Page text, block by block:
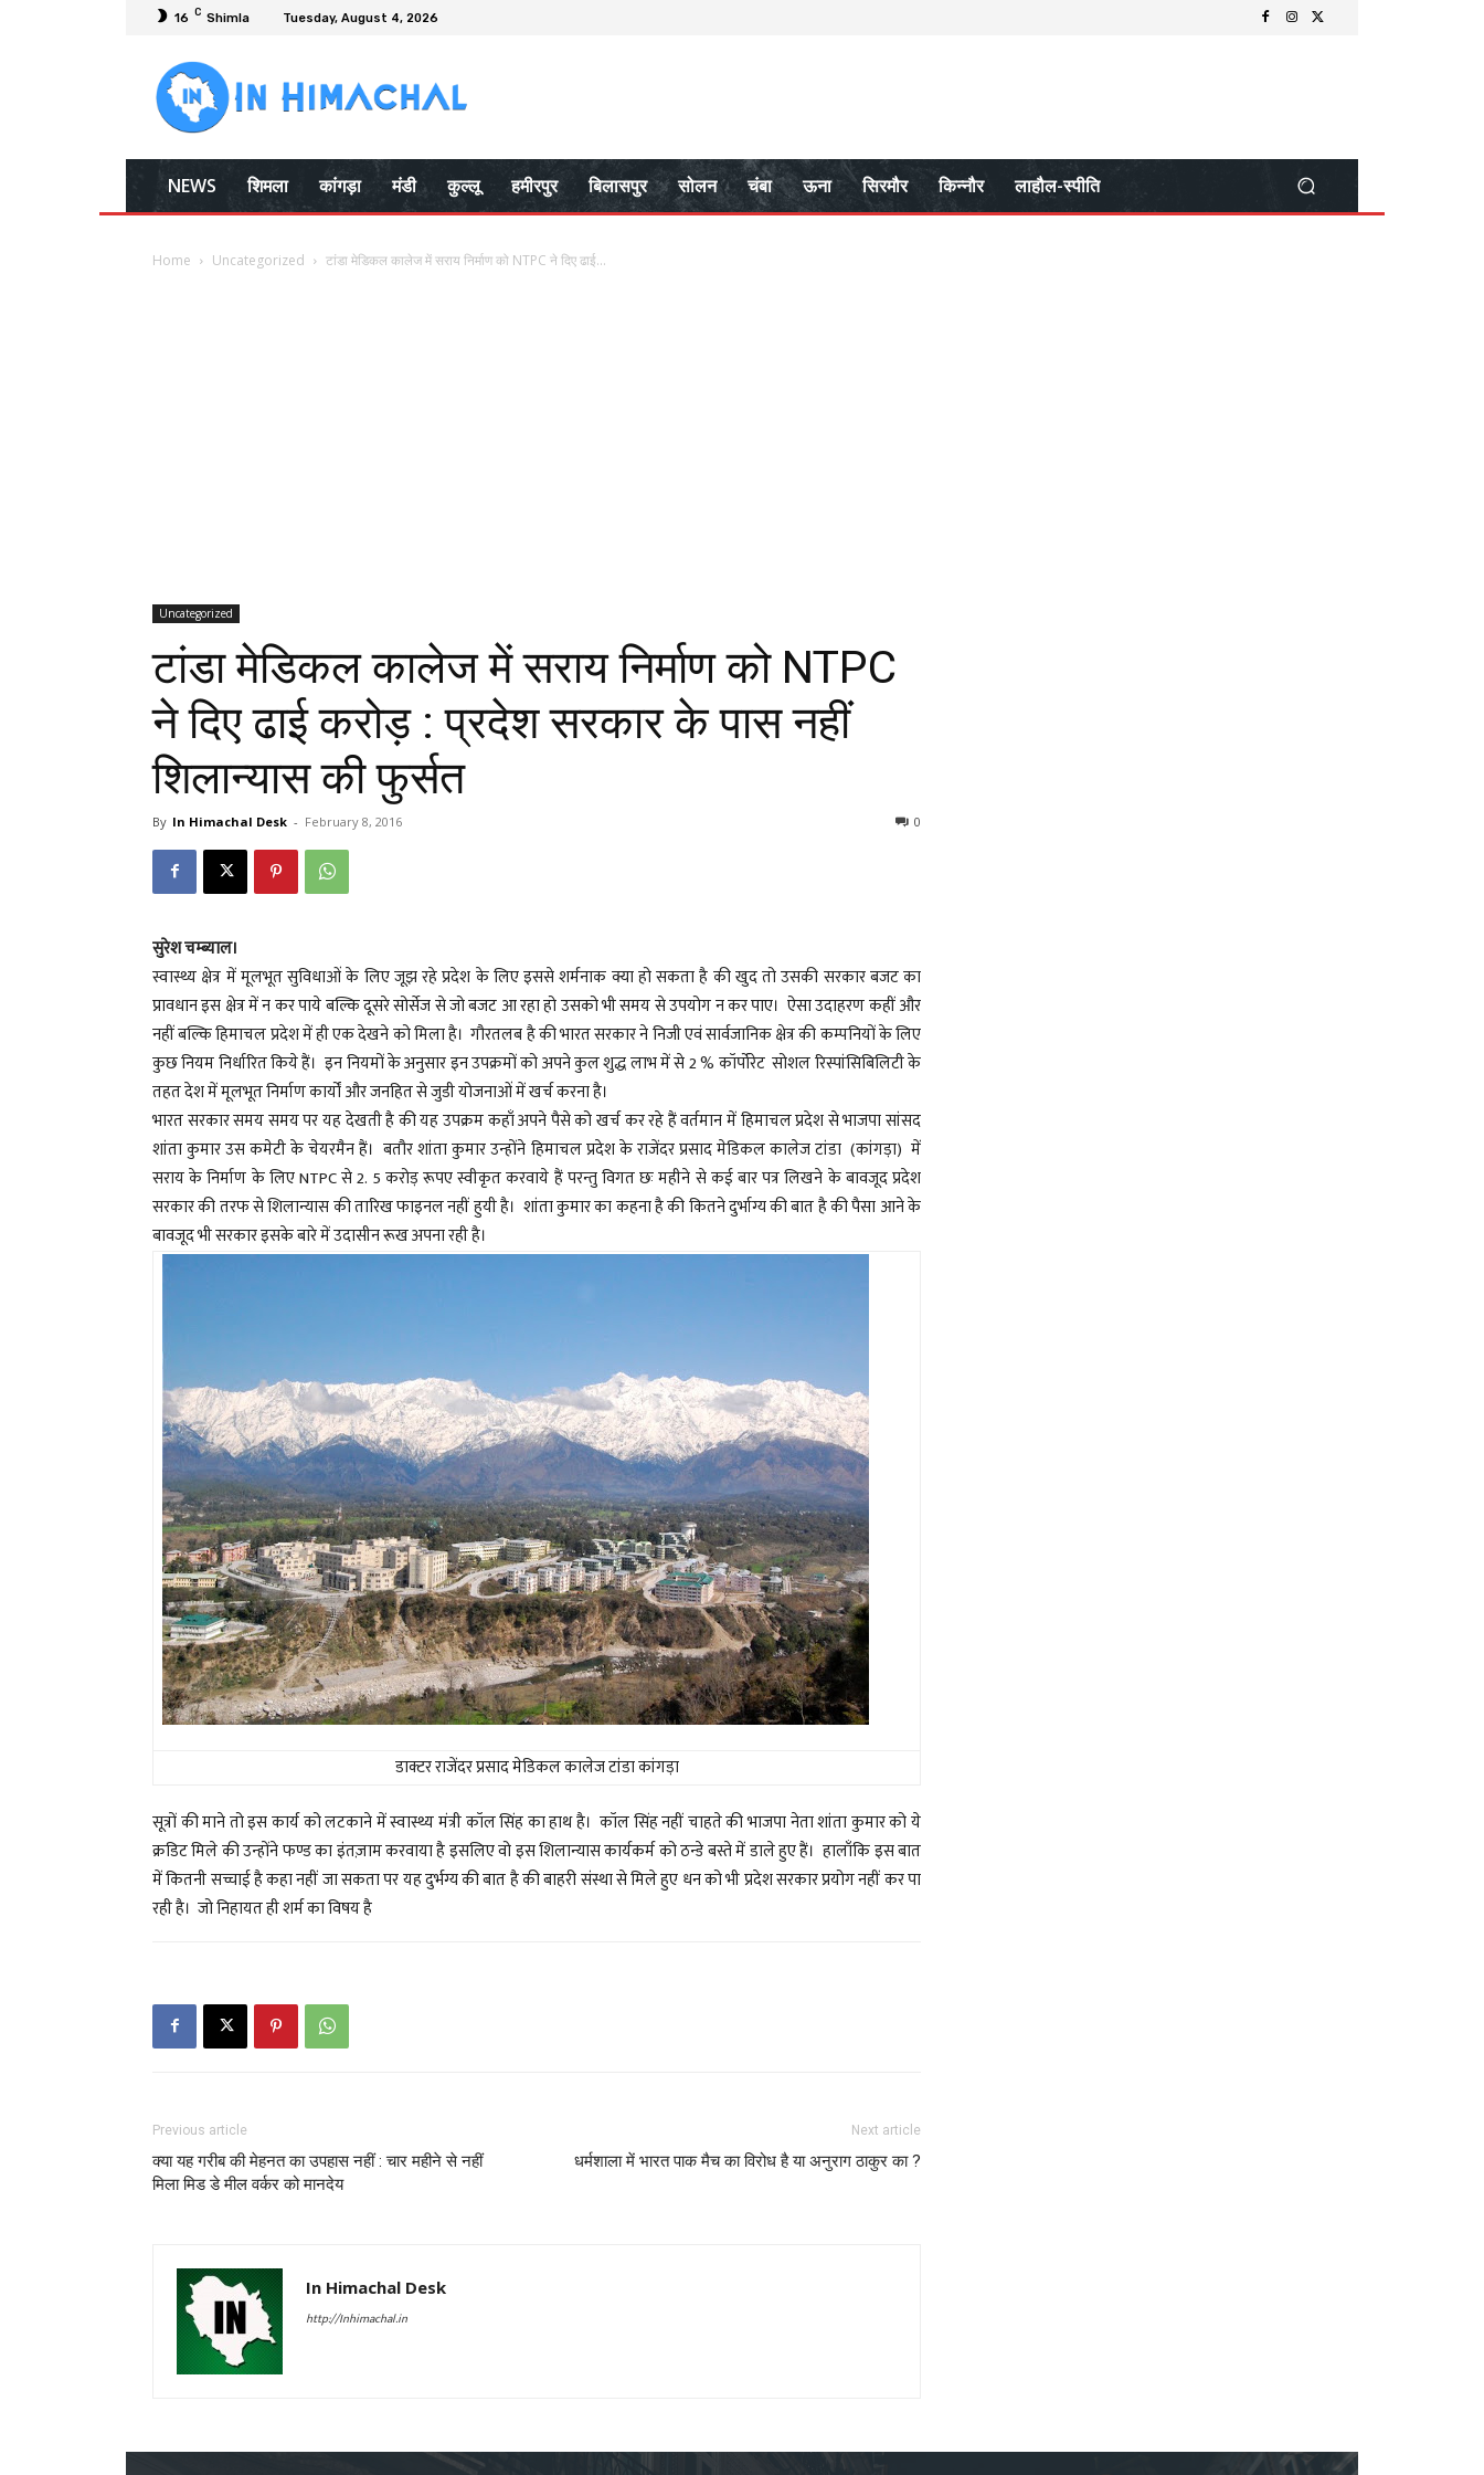
16 C Shimla Tuesday, August 4, 2026
NEWS शिमला कांगड़ा मंडी कुल्लू हमीरपुर बिलासपुर सोलन चंबा ऊना सिरमौर किन्नौर लाहौल-स्पीति
Home Uncategorized टांडा मेडिकल कालेज में सराय निर्माण को NTPC ने दिए ढाई...
Uncategorized
टांडा मेडिकल कालेज में सराय निर्माण को NTPC
ने दिए ढाई करोड़ : प्रदेश सरकार के पास नहीं
शिलान्यास की फुर्सत
By In Himachal Desk - February 8, 2016 0
सुरेश चम्ब्याल।
स्वास्थ्य क्षेत्र में मूलभूत सुविधाओं के लिए जूझ रहे प्रदेश के लिए इससे शर्मनाक क्या हो सकता है की खुद तो उसकी सरकार बजट का
प्रावधान इस क्षेत्र में न कर पाये बल्कि दूसरे सोर्सेज से जो बजट आ रहा हो उसको भी समय से उपयोग न कर पाए। ऐसा उदाहरण कहीं और
नहीं बल्कि हिमाचल प्रदेश में ही एक देखने को मिला है। गौरतलब है की भारत सरकार ने निजी एवं सार्वजानिक क्षेत्र की कम्पनियों के लिए
कुछ नियम निर्धारित किये हैं। इन नियमों के अनुसार इन उपक्रमों को अपने कुल शुद्ध लाभ में से 2 % कॉर्पोरेट सोशल रिस्पांसिबिलिटी के
तहत देश में मूलभूत निर्माण कार्यों और जनहित से जुडी योजनाओं में खर्च करना है।
भारत सरकार समय समय पर यह देखती है की यह उपक्रम कहाँ अपने पैसे को खर्च कर रहे हैं वर्तमान में हिमाचल प्रदेश से भाजपा सांसद
शांता कुमार उस कमेटी के चेयरमैन हैं। बतौर शांता कुमार उन्होंने हिमाचल प्रदेश के राजेंदर प्रसाद मेडिकल कालेज टांडा (कांगड़ा) में
सराय के निर्माण के लिए NTPC से 2. 5 करोड़ रूपए स्वीकृत करवाये हैं परन्तु विगत छः महीने से कई बार पत्र लिखने के बावजूद प्रदेश
सरकार की तरफ से शिलान्यास की तारिख फाइनल नहीं हुयी है। शांता कुमार का कहना है की कितने दुर्भाग्य की बात है की पैसा आने के
बावजूद भी सरकार इसके बारे में उदासीन रूख अपना रही है।
डाक्टर राजेंदर प्रसाद मेडिकल कालेज टांडा कांगड़ा
सूत्रों की माने तो इस कार्य को लटकाने में स्वास्थ्य मंत्री कॉल सिंह का हाथ है। कॉल सिंह नहीं चाहते की भाजपा नेता शांता कुमार को ये
क्रडिट मिले की उन्होंने फण्ड का इंतज़ाम करवाया है इसलिए वो इस शिलान्यास कार्यकर्म को ठन्डे बस्ते में डाले हुए हैं। हालाँकि इस बात
में कितनी सच्चाई है कहा नहीं जा सकता पर यह दुर्भग्य की बात है की बाहरी संस्था से मिले हुए धन को भी प्रदेश सरकार प्रयोग नहीं कर पा
रही है। जो निहायत ही शर्म का विषय है
Previous article
क्या यह गरीब की मेहनत का उपहास नहीं : चार महीने से नहीं
मिला मिड डे मील वर्कर को मानदेय
Next article
धर्मशाला में भारत पाक मैच का विरोध है या अनुराग ठाकुर का ?
In Himachal Desk
http://Inhimachal.in